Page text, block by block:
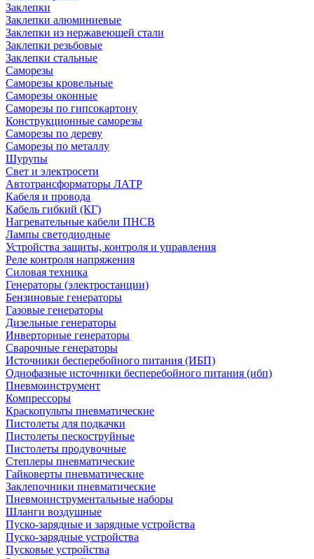
Заклепки
Заклепки алюминиевые
Заклепки из нержавеющей стали
Заклепки резьбовые
Заклепки стальные
Саморезы
Саморезы кровельные
Саморезы оконные
Саморезы по гипсокартону
Конструкционные саморезы
Саморезы по дереву
Саморезы по металлу
Шурупы
Свет и электросети
Автотрансформаторы ЛАТР
Кабеля и провода
Кабель гибкий (КГ)
Нагревательные кабели ПНСВ
Лампы светодиодные
Устройства защиты, контроля и управления
Реле контроля напряжения
Силовая техника
Генераторы (электростанции)
Бензиновые генераторы
Газовые генераторы
Дизельные генераторы
Инверторные генераторы
Сварочные генераторы
Источники бесперебойного питания (ИБП)
Однофазные источники бесперебойного питания (ибп)
Пневмоинструмент
Компрессоры
Краскопульты пневматические
Пистолеты для подкачки
Пистолеты пескоструйные
Пистолеты продувочные
Степлеры пневматические
Гайковерты пневматические
Заклепочники пневматические
Пневмоинструментальные наборы
Шланги воздушные
Пуско-зарядные и зарядные устройства
Пуско-зарядные устройства
Пусковые устройства